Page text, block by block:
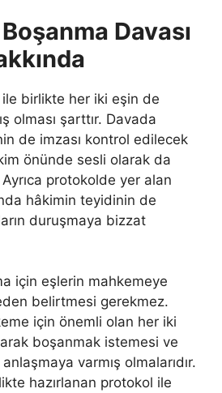
Davası
ile birlikte her iki eşin de
olması şarttır. Davada
de imzası kontrol edilecek
önünde sesli olarak da
protokolde yer alan
hâkimin teyidinin de
duruşmaya bizzat
için eşlerin mahkemeye
belirtmesi gerekmez.
için önemli olan her iki
boşanmak istemesi ve
varmış olmalarıdır.
hazırlanan protokol ile